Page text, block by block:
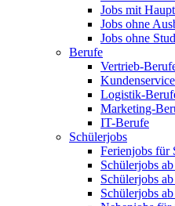
Jobs mit
Jobs ohne
Jobs ohne
Berufe
Vertrieb-
Logistik-
Marketing-
IT-Berufe
Schülerjobs
Ferienjobs für
Schülerjobs
Schülerjobs
Schülerjobs